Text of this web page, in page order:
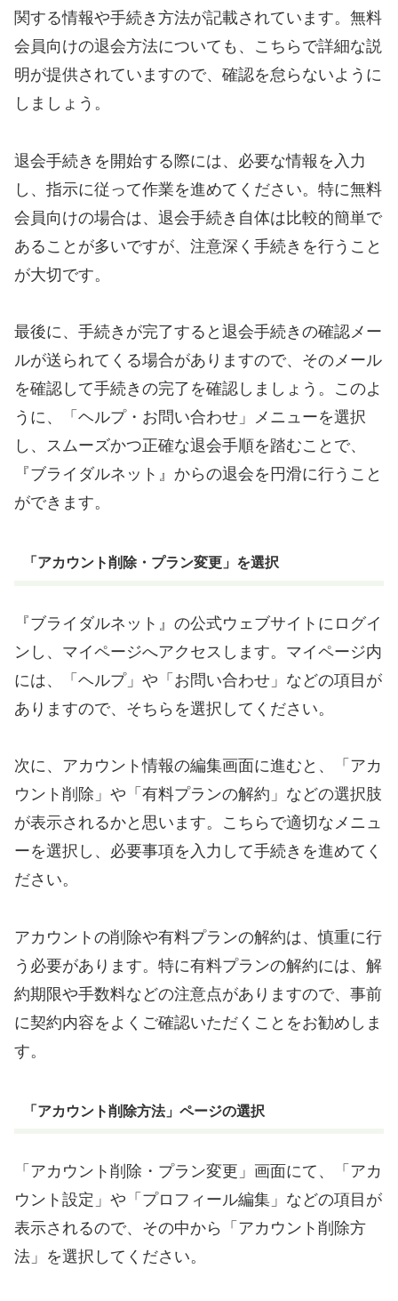
関する情報や手続き方法が記載されています。無料
会員向けの退会方法についても、こちらで詳細な説
明が提供されていますので、確認を怠らないように
しましょう。
退会手続きを開始する際には、必要な情報を入力
し、指示に従って作業を進めてください。特に無料
会員向けの場合は、退会手続き自体は比較的簡単で
あることが多いですが、注意深く手続きを行うこと
が大切です。
最後に、手続きが完了すると退会手続きの確認メー
ルが送られてくる場合がありますので、そのメール
を確認して手続きの完了を確認しましょう。このよ
うに、「ヘルプ・お問い合わせ」メニューを選択
し、スムーズかつ正確な退会手順を踏むことで、
『ブライダルネット』からの退会を円滑に行うこと
ができます。
「アカウント削除・プラン変更」を選択
『ブライダルネット』の公式ウェブサイトにログイ
ンし、マイページへアクセスします。マイページ内
には、「ヘルプ」や「お問い合わせ」などの項目が
ありますので、そちらを選択してください。
次に、アカウント情報の編集画面に進むと、「アカ
ウント削除」や「有料プランの解約」などの選択肢
が表示されるかと思います。こちらで適切なメニュ
ーを選択し、必要事項を入力して手続きを進めてく
ださい。
アカウントの削除や有料プランの解約は、慎重に行
う必要があります。特に有料プランの解約には、解
約期限や手数料などの注意点がありますので、事前
に契約内容をよくご確認いただくことをお勧めしま
す。
「アカウント削除方法」ページの選択
「アカウント削除・プラン変更」画面にて、「アカ
ウント設定」や「プロフィール編集」などの項目が
表示されるので、その中から「アカウント削除方
法」を選択してください。